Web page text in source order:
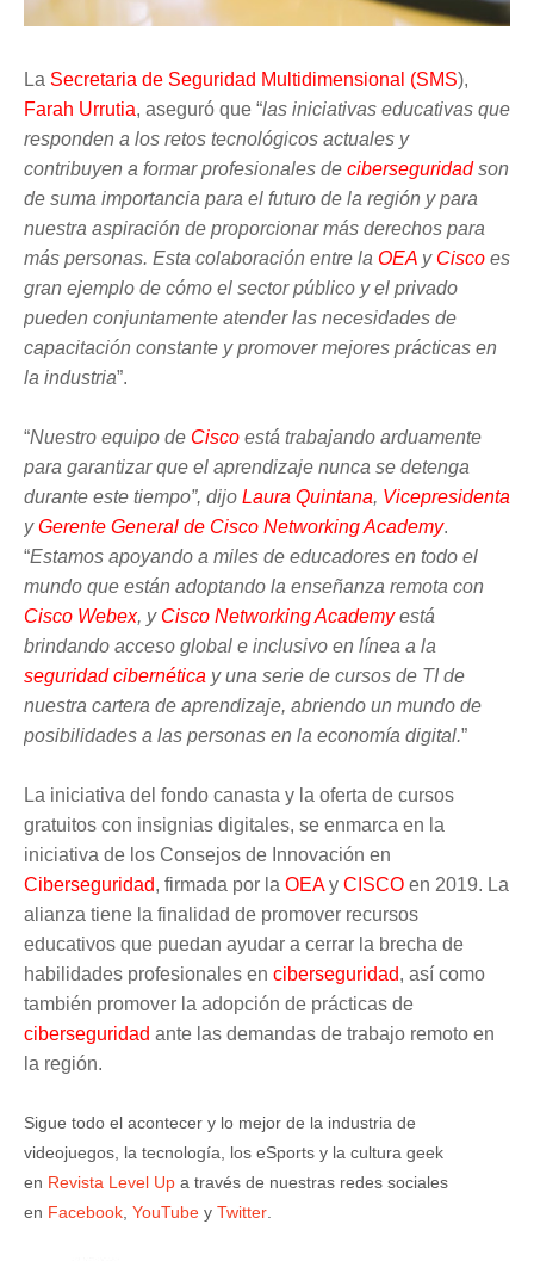
La Secretaria de Seguridad Multidimensional (SMS),
Farah Urrutia, aseguró que “las iniciativas educativas que
responden a los retos tecnológicos actuales y
contribuyen a formar profesionales de ciberseguridadson
de suma importancia para el futuro de la región y para
nuestra aspiración de proporcionar más derechos para
más personas. Esta colaboración entre la OEA y Cisco es
gran ejemplo de cómo el sector público y el privado
pueden conjuntamente atender las necesidades de
capacitación constante y promover mejores prácticas en
la industria”.
“Nuestro equipo de Cisco está trabajando arduamente
para garantizar que el aprendizaje nunca se detenga
durante este tiempo”, dijo Laura Quintana, Vicepresidenta
yGerente General de Cisco Networking Academy.
“Estamos apoyando a miles de educadores en todo el
mundo que están adoptando la enseñanza remota con
Cisco Webex, y Cisco Networking Academyestá
brindando acceso global e inclusivo en línea a la
seguridad cibernética y una serie de cursos de TI de
nuestra cartera de aprendizaje, abriendo un mundo de
posibilidades a las personas en la economía digital.”
La iniciativa del fondo canasta y la oferta de cursos
gratuitos con insignias digitales, se enmarca en la
iniciativa de los Consejos de Innovación en
Ciberseguridad, firmada por la OEAy CISCO en 2019. La
alianza tiene la finalidad de promover recursos
educativos que puedan ayudar a cerrar la brecha de
habilidades profesionales en ciberseguridad, así como
también promover la adopción de prácticas de
ciberseguridad ante las demandas de trabajo remoto en
la región.
Sigue todo el acontecer y lo mejor de la industria de
videojuegos, la tecnología, los eSports y la cultura geek
en Revista Level Up a través de nuestras redes sociales
en Facebook YouTube y Twitter